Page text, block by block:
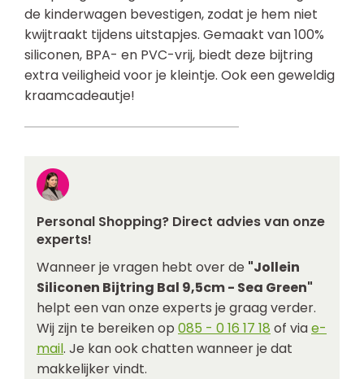
de kinderwagen bevestigen, zodat je hem niet
kwijtraakt tijdens uitstapjes. Gemaakt van 100%
siliconen, BPA- en PVC-vrij, biedt deze bijtring
extra veiligheid voor je kleintje. Ook een geweldig
kraamcadeautje!
Personal Shopping? Direct advies van onze
experts!
Wanneer je vragen hebt over de "Jollein
Siliconen Bijtring Bal 9,5cm - Sea Green"
helpt een van onze experts je graag verder.
Wij zijn te bereiken op 085 - 0 16 17 18 of viae-
mail. Je kan ook chatten wanneer je dat
makkelijker vindt.